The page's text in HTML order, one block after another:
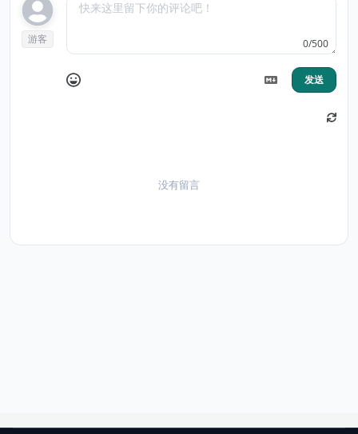
游客 0/500
发送
没有留言